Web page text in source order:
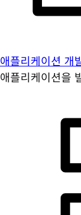
애플리케이션 개
애플리케이션을